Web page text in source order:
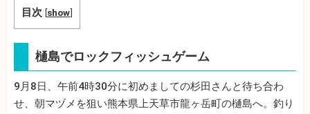
目次 [show]
樋島でロックフィッシュゲーム
9月8日、午前4時30分に初めましての杉田さんと待ち合わ
せ、朝マヅメを狙い熊本県上天草市龍ヶ岳町の樋島へ。釣り